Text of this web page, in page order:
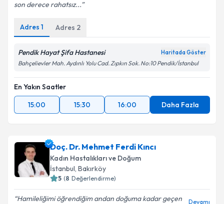
son derece rahatsız...
Adres 1 Adres 2
Pendik Hayat Şifa Hastanesi Haritada Göster
Bahçelievler Mah. Aydınlı Yolu Cad. Zıpkın Sok. No:10 Pendik/İstanbul
En Yakın Saatler
15:00
15:30 16:00 Daha Fazla
Doç. Dr. Mehmet Ferdi Kıncı
Kadın Hastalıkları ve Doğum
İstanbul, Bakırköy
5 (8 Değerlendirme)
Hamileliğimi öğrendiğim andan doğuma kadar geçen
Devamı